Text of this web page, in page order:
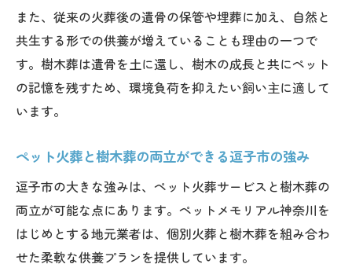
また、従来の火葬後の遺骨の保管や埋葬に加え、自然と
共生する形での供養が増えていることも理由の一つで
す。樹木葬は遺骨を土に還し、樹木の成長と共にペット
の記憶を残すため、環境負荷を抑えたい飼い主に適して
います。
ペット火葬と樹木葬の両立ができる逗子市の強み
逗子市の大きな強みは、ペット火葬サービスと樹木葬の
両立が可能な点にあります。ペットメモリアル神奈川を
はじめとする地元業者は、個別火葬と樹木葬を組み合わ
せた柔軟な供養プランを提供しています。